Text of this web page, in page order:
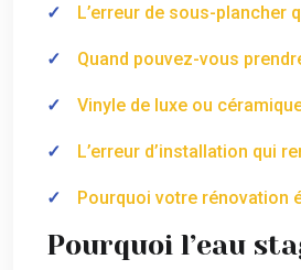
L’erreur de sous-plancher
Quand pouvez-vous
Vinyle de luxe ou
L’erreur d’installation qui
Pourquoi votre rénovation
Pourquoi l’eau